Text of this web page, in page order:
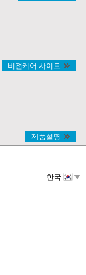
비젼케어 사이트
제품설명
한국